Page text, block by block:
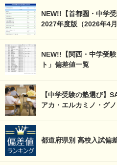
NEW!!【首都圏・中学
2027年度版（2026年4月
NEW!!【関西・中学受
ト」偏差値一覧
【中学受験の塾選び】
アカ・エルカミノ・グ
都道府県別 高校入試偏